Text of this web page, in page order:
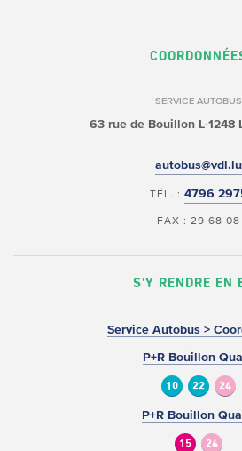
SERVICE AUTOBUS
63 rue de BouillonL-1248
autobus@vdl.lu
TÉL. : 4796
FAX : 29 68 08
S'Y RENDRE EN
Service Autobus >
P+R Bouillon
10 22 24
P+R Bouillon
15 24